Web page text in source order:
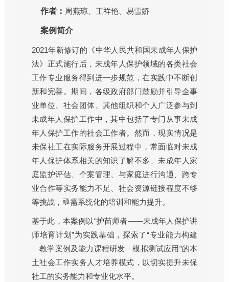
作者： 周燕琼、王祥艳、易雪娇
案例简介
2021年新修订的《中华人民共和国未成年人保护
法》正式施行后，未成年人保护领域的各类社会
工作专业服务得到进一步规范，在实践中不断创
新和完善。期间，各级政府部门鼓励并引导企事
业单位、社会团体、其他组织和个人广泛参与到
未成年人保护工作中，其中包括了专门从事未成
年人保护工作的社会工作者。然而，现实情况是
未保社工在实际服务开展过程中，常面临对未成
年人保护体系相关的知识了解不多、未成年人家
庭监护评估、个案管理、与家庭进行沟通、跨专
业合作等实务能力不足、社会资源链接程度不够
等挑战，亟需系统化的培训和能力提升。
基于此，本案例以“护苗师者——未成年人保护讲
师培育计划”为实践基础，探索了“专业能力构建
—教学案例及能力课程研发—模拟测试应用”的本
土社会工作实务人才培养模式，以切实提升未保
社工的实务能力和专业化水平。